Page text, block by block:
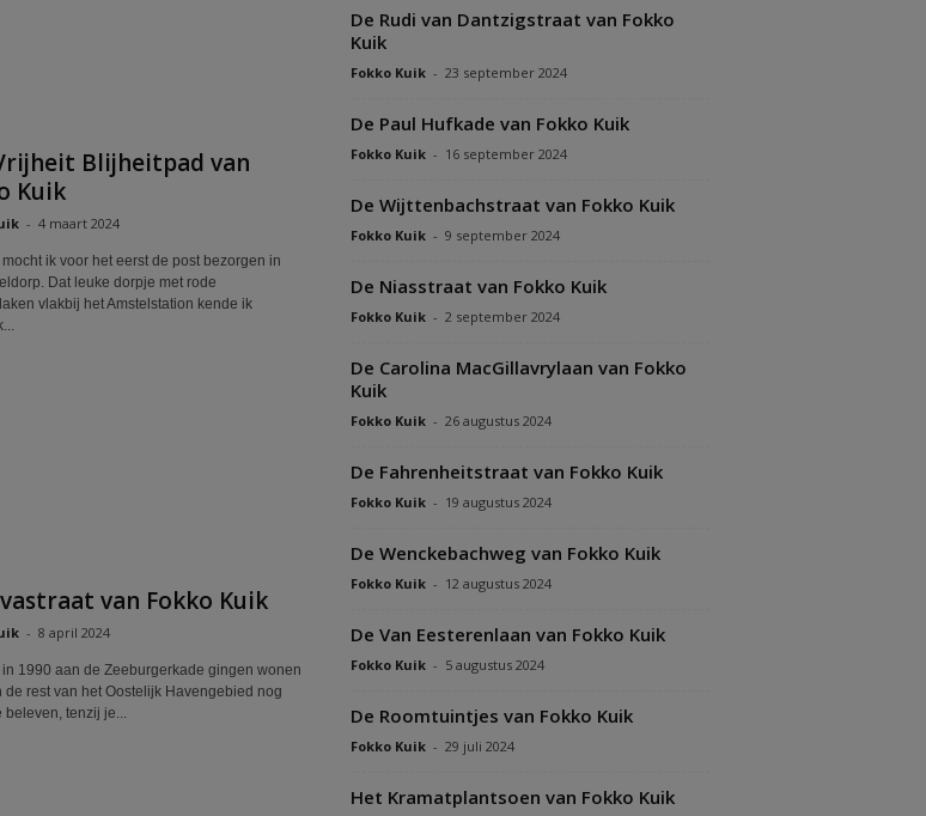
Blijheitpad van
Kuik
- 4 maart 2024
ik voor het eerst de post bezorgen in
Dat leuke dorpje met rode
vlakbij het Amstelstation kende ik
van Fokko Kuik
- 8 april 2024
in 1990 aan de Zeeburgerkade gingen wonen
de rest van het Oostelijk Havengebied nog
beleven, tenzij je...
De Rudi van Dantzigstraat van Fokko
Kuik
Fokko Kuik - 23 september 2024
De Paul Hufkade van Fokko Kuik
Fokko Kuik - 16 september 2024
De Wijttenbachstraat van Fokko Kuik
Fokko Kuik - 9 september 2024
De Niasstraat van Fokko Kuik
Fokko Kuik - 2 september 2024
De Carolina MacGillavrylaan van Fokko
Kuik
Fokko Kuik - 26 augustus 2024
De Fahrenheitstraat van Fokko Kuik
Fokko Kuik - 19 augustus 2024
De Wenckebachweg van Fokko Kuik
Fokko Kuik - 12 augustus 2024
De Van Eesterenlaan van Fokko Kuik
Fokko Kuik - 5 augustus 2024
De Roomtuintjes van Fokko Kuik
Fokko Kuik - 29 juli 2024
Het Kramatplantsoen van Fokko Kuik